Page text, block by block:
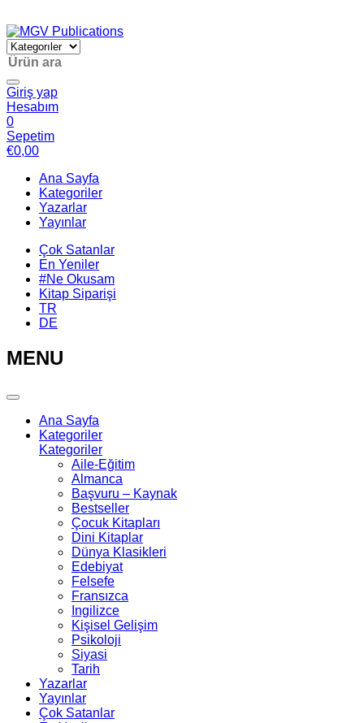
Giriş yap
Hesabım
0
Sepetim
€0,00
Ana Sayfa
Kategoriler
Yazarlar
Yayınlar
Çok Satanlar
En Yeniler
#Ne Okusam
Kitap Siparişi
TR
DE
MENU
Ana Sayfa
Kategoriler
Kategoriler
Aile-Eğitim
Almanca
Başvuru – Kaynak
Bestseller
Çocuk Kitapları
Dini Kitaplar
Dünya Klasikleri
Edebiyat
Felsefe
Fransızca
Ingilizce
Kişisel Gelişim
Psikoloji
Siyasi
Tarih
Yazarlar
Yayınlar
Çok Satanlar